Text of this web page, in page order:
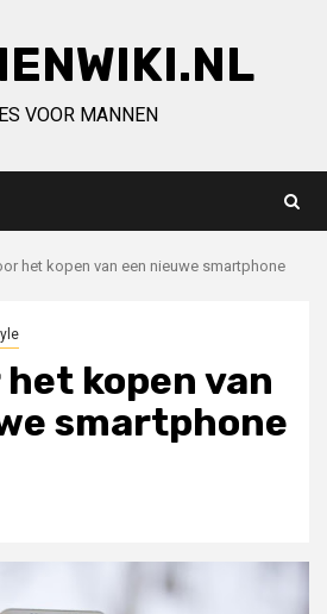
VOOR MANNEN
het kopen van een nieuwe smartphone
kopen van
smartphone